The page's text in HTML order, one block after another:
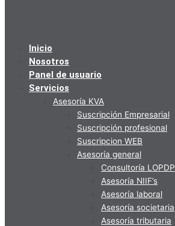
Inicio
Nosotros
Panel de usuario
Servicios
Asesoría KVA
Suscripción Empresarial
Suscripción profesional
Suscripcion WEB
Asesoría general
Consultoría LOPDP
Asesoría NIIF’s
Asesoría laboral
Asesoría societaria
Asesoría tributaria